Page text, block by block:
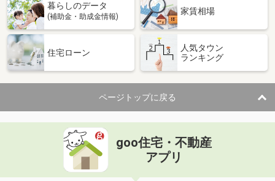
暮らしのデータ
(補助金・助成金情報)
家賃相場
住宅ローン
人気タウン
ランキング
ページトップに戻る
goo住宅・不動産
アプリ